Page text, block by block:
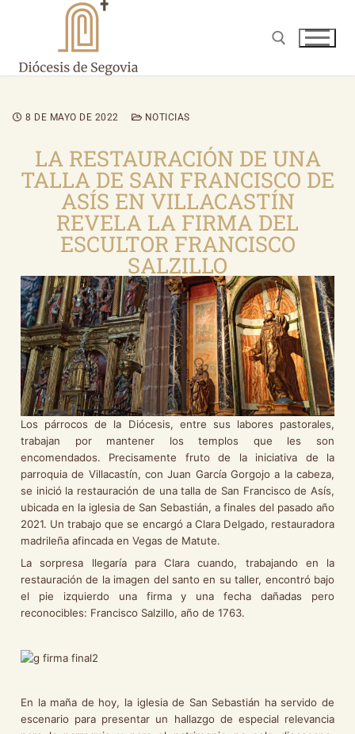
8 DE MAYO DE 2022 NOTICIAS
LA RESTAURACIÓN DE UNA
TALLA DE SAN FRANCISCO DE
ASÍS EN VILLACASTÍN
REVELA LA FIRMA DEL
ESCULTOR FRANCISCO
SALZILLO
Los párrocos de la Diócesis, entre sus labores pastorales,
trabajan por mantener los templos que les son
encomendados. Precisamente fruto de la iniciativa de la
parroquia de Villacastín, con Juan García Gorgojo a la cabeza,
se inició la restauración de una talla de San Francisco de Asís,
ubicada en la iglesia de San Sebastián, a finales del pasado año
2021. Un trabajo que se encargó a Clara Delgado, restauradora
madrileña afincada en Vegas de Matute.
La sorpresa llegaría para Clara cuando, trabajando en la
restauración de la imagen del santo en su taller, encontró bajo
el pie izquierdo una firma y una fecha dañadas pero
reconocibles: Francisco Salzillo, año de 1763.
En la maña de hoy, la iglesia de San Sebastián ha servido de
escenario para presentar un hallazgo de especial relevancia